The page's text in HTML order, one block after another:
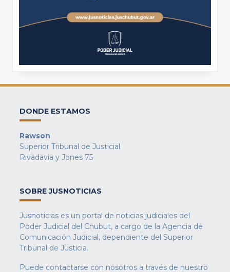
DONDE ESTAMOS
Rawson
Superior Tribunal de Justicial
Rivadavia y Jones 75
SOBRE JUSNOTICIAS
Jusnoticias es un portal de noticias judiciales del
Poder Judicial del Chubut, a cargo de la Agencia de
Comunicación Judicial, dependiente del Superior
Tribunal de Justicia.
Puede contactarse con nosotros a través de nuestro